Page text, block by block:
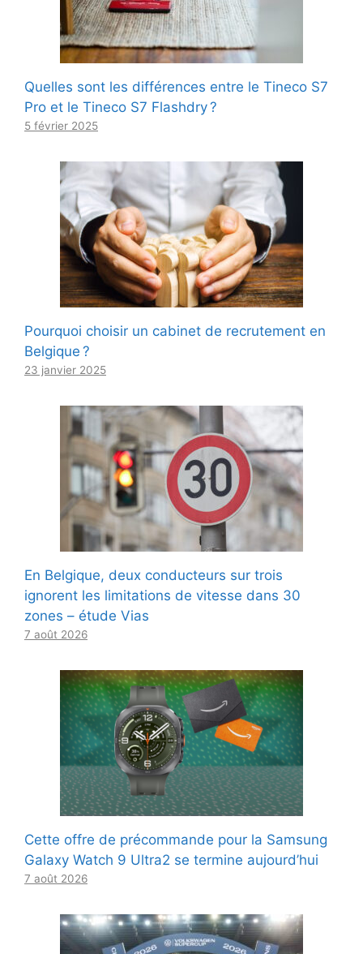
Quelles sont les différences entre le Tineco S7
Pro et le Tineco S7 Flashdry ?
5 février 2025
Pourquoi choisir un cabinet de recrutement en
Belgique ?
23 janvier 2025
En Belgique, deux conducteurs sur trois
ignorent les limitations de vitesse dans 30
zones – étude Vias
7 août 2026
Cette offre de précommande pour la Samsung
Galaxy Watch 9 Ultra2 se termine aujourd’hui
7 août 2026